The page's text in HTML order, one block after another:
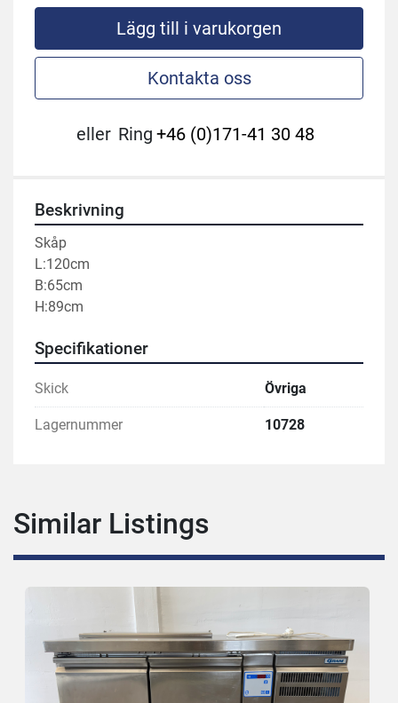
Lägg till i varukorgen
Kontakta oss
eller Ring +46 (0)171-41 30 48
Beskrivning
Skåp
L:120cm
B:65cm
H:89cm
Specifikationer
Skick Övriga
Lagernummer 10728
Similar Listings